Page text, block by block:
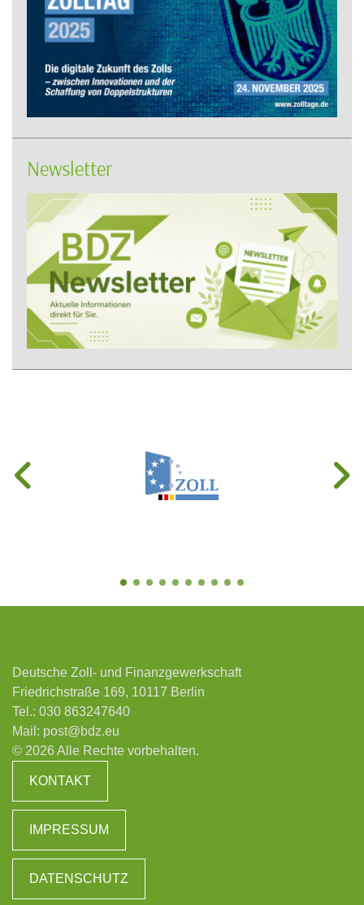
Newsletter
Deutsche Zoll- und Finanzgewerkschaft
Friedrichstraße 169, 10117 Berlin
Tel.: 030 863247640
Mail: post@bdz.eu
© 2026 Alle Rechte vorbehalten.
KONTAKT
IMPRESSUM
DATENSCHUTZ